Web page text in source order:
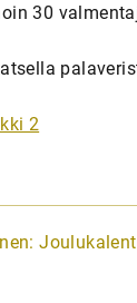
30
2